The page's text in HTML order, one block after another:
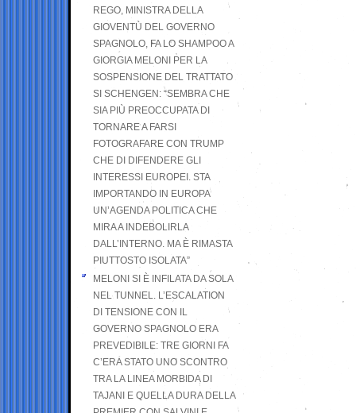
REGO, MINISTRA DELLA
GIOVENTÙ DEL GOVERNO
SPAGNOLO, FA LO SHAMPOO A
GIORGIA MELONI PER LA
SOSPENSIONE DEL TRATTATO
SI SCHENGEN: “SEMBRA CHE
SIA PIÙ PREOCCUPATA DI
TORNARE A FARSI
FOTOGRAFARE CON TRUMP
CHE DI DIFENDERE GLI
INTERESSI EUROPEI. STA
IMPORTANDO IN EUROPA
UN’AGENDA POLITICA CHE
MIRA A INDEBOLIRLA
DALL’INTERNO. MA È RIMASTA
PIUTTOSTO ISOLATA”
MELONI SI È INFILATA DA SOLA
NEL TUNNEL. L’ESCALATION
DI TENSIONE CON IL
GOVERNO SPAGNOLO ERA
PREVEDIBILE: TRE GIORNI FA
C’ERA STATO UNO SCONTRO
TRA LA LINEA MORBIDA DI
TAJANI E QUELLA DURA DELLA